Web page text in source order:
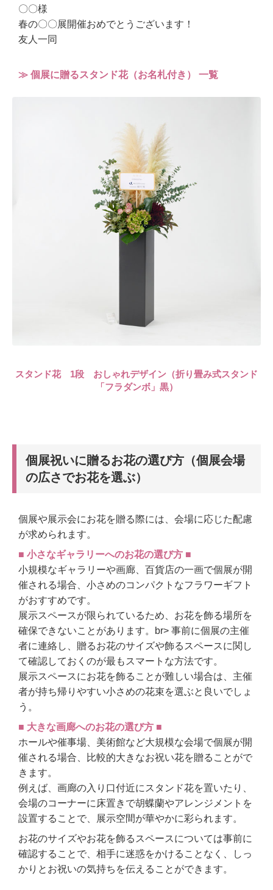
〇〇様
春の〇〇展開催おめでとうございます！
友人一同
≫ 個展に贈るスタンド花（お名札付き） 一覧
スタンド花 1段 おしゃれデザイン（折り畳み式スタンド
「フラダンボ」黒）
個展祝いに贈るお花の選び方（個展会場
の広さでお花を選ぶ）
個展や展示会にお花を贈る際には、会場に応じた配慮
が求められます。
■ 小さなギャラリーへのお花の選び方 ■
小規模なギャラリーや画廊、百貨店の一画で個展が開
催される場合、小さめのコンパクトなフラワーギフト
がおすすめです。
展示スペースが限られているため、お花を飾る場所を
確保できないことがあります。br> 事前に個展の主催
者に連絡し、贈るお花のサイズや飾るスペースに関し
て確認しておくのが最もスマートな方法です。
展示スペースにお花を飾ることが難しい場合は、主催
者が持ち帰りやすい小さめの花束を選ぶと良いでしょ
う。
■ 大きな画廊へのお花の選び方 ■
ホールや催事場、美術館など大規模な会場で個展が開
催される場合、比較的大きなお祝い花を贈ることがで
きます。
例えば、画廊の入り口付近にスタンド花を置いたり、
会場のコーナーに床置きで胡蝶蘭やアレンジメントを
設置することで、展示空間が華やかに彩られます。
お花のサイズやお花を飾るスペースについては事前に
確認することで、相手に迷惑をかけることなく、しっ
かりとお祝いの気持ちを伝えることができます。